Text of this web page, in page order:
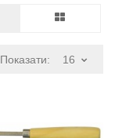
Показати: 16